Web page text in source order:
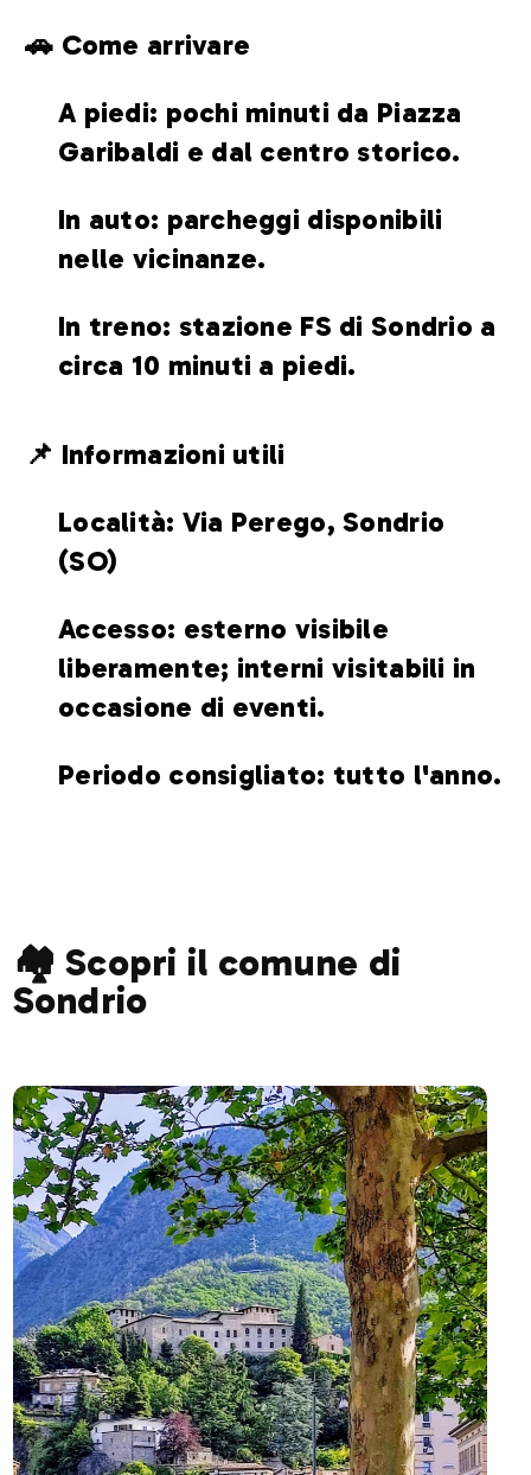
🚗 Come arrivare
A piedi: pochi minuti da Piazza
Garibaldi e dal centro storico.
In auto: parcheggi disponibili
nelle vicinanze.
In treno: stazione FS di Sondrio a
circa 10 minuti a piedi.
📌 Informazioni utili
Località: Via Perego, Sondrio
(SO)
Accesso: esterno visibile
liberamente; interni visitabili in
occasione di eventi.
Periodo consigliato: tutto l'anno.
🏘️ Scopri il comune di
Sondrio